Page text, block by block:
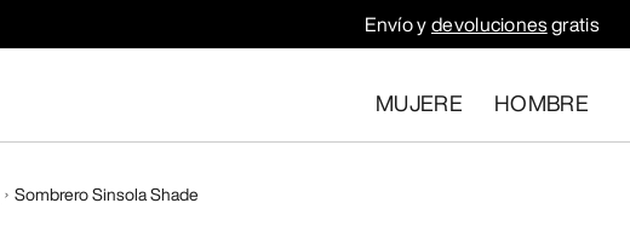
Envío ydevolucionesgratis
MUJERE HOMBRE
Sombrero Sinsola Shade